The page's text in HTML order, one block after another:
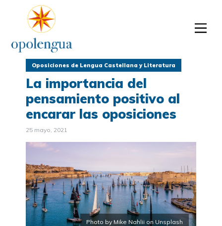
Oposiciones de Lengua Castellana y Literatura
La importancia del
pensamiento positivo al
encarar las oposiciones
25 mayo, 2021
Photo by Mike Nahlii on Unsplash